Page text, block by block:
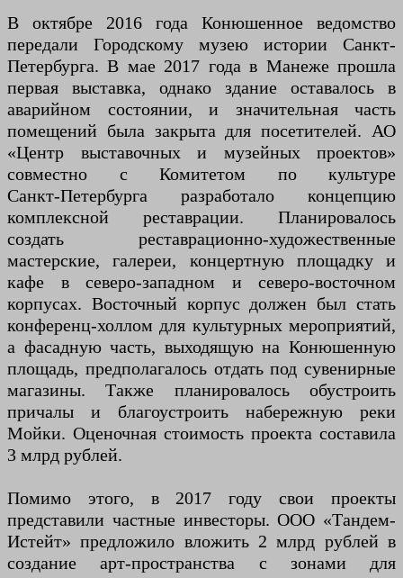
В октябре 2016 года Конюшенное ведомство
передали Городскому музею истории Санкт-
Петербурга. В мае 2017 года в Манеже прошла
первая выставка, однако здание оставалось в
аварийном состоянии, и значительная часть
помещений была закрыта для посетителей. АО
«Центр выставочных и музейных проектов»
совместно с Комитетом по культуре
Санкт‑Петербурга разработало концепцию
комплексной реставрации. Планировалось
создать реставрационно-художественные
мастерские, галереи, концертную площадку и
кафе в северо-западном и северо-восточном
корпусах. Восточный корпус должен был стать
конференц-холлом для культурных мероприятий,
а фасадную часть, выходящую на Конюшенную
площадь, предполагалось отдать под сувенирные
магазины. Также планировалось обустроить
причалы и благоустроить набережную реки
Мойки. Оценочная стоимость проекта составила
3 млрд рублей.
Помимо этого, в 2017 году свои проекты
представили частные инвесторы. ООО «Тандем-
Истейт» предложило вложить 2 млрд рублей в
создание арт-пространства с зонами для